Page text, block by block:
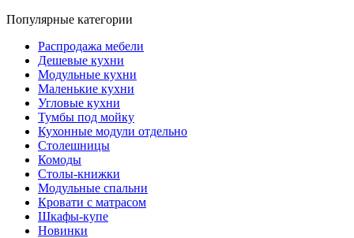
Популярные категории
Распродажа мебели
Дешевые кухни
Модульные кухни
Маленькие кухни
Угловые кухни
Тумбы под мойку
Кухонные модули отдельно
Столешницы
Комоды
Столы-книжки
Модульные спальни
Кровати с матрасом
Шкафы-купе
Новинки